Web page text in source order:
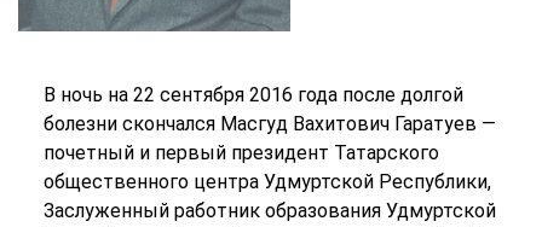
В ночь на 22 сентября 2016 года после долгой
болезни скончался Масгуд Вахитович Гаратуев —
почетный и первый президент Татарского
общественного центра Удмуртской Республики,
Заслуженный работник образования Удмуртской